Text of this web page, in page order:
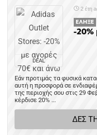
DEAL
2 έτη
ΈΛΗΞΕ
-20%
Εάν προτιμάς τα φυσικά
αυτή η προσφορά σε
της περιοχής σου στις 29
κέρδισε 20% ...
ΔΕΣ